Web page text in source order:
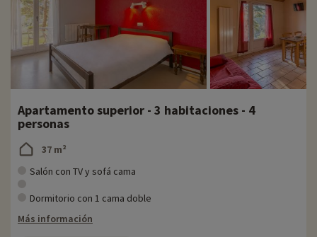
Apartamento superior - 3 habitaciones - 4
personas
37 m²
Salón con TV y sofá cama
Dormitorio con 1 cama doble
Más información